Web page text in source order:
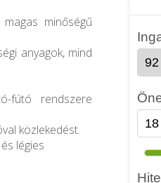
minőségű
anyagok, mind
fútó rendszere
közlekedést.
légies